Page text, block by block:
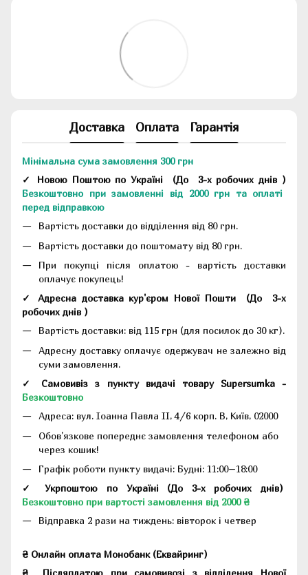
Доставка Оплата Гарантія
Мінімальна сума замовлення 300 грн
✓ Новою Поштою по Україні (До 3-х робочих днів )
Безкоштовно при замовленні від 2000 грн та оплаті
перед відправкою
Вартість доставки до відділення від 80 грн.
Вартість доставки до поштомату від 80 грн.
При покупці після оплатою - вартість доставки
оплачує покупець!
✓ Адресна доставка кур'єром Нової Пошти (До 3-х
робочих днів )
Вартість доставки: від 115 грн (для посилок до 30 кг).
Адресну доставку оплачує одержувач не залежно від
суми замовлення.
✓ Самовивіз з пункту видачі товару Supersumka -
Безкоштовно
Адреса: вул. Іоанна Павла II, 4/6 корп. В, Київ, 02000
Обов'язкове попереднє замовлення телефоном або
через кошик!
Графік роботи пункту видачі: Будні: 11:00–18:00
✓ Укрпоштою по Україні (До 3-х робочих днів)
Безкоштовно при вартості замовлення від 2000 ₴
Відправка 2 рази на тиждень: вівторок і четвер
₴ Онлайн оплата Монобанк (Еквайринг)
₴
Післяплатою при самовивозі з відділення Нової